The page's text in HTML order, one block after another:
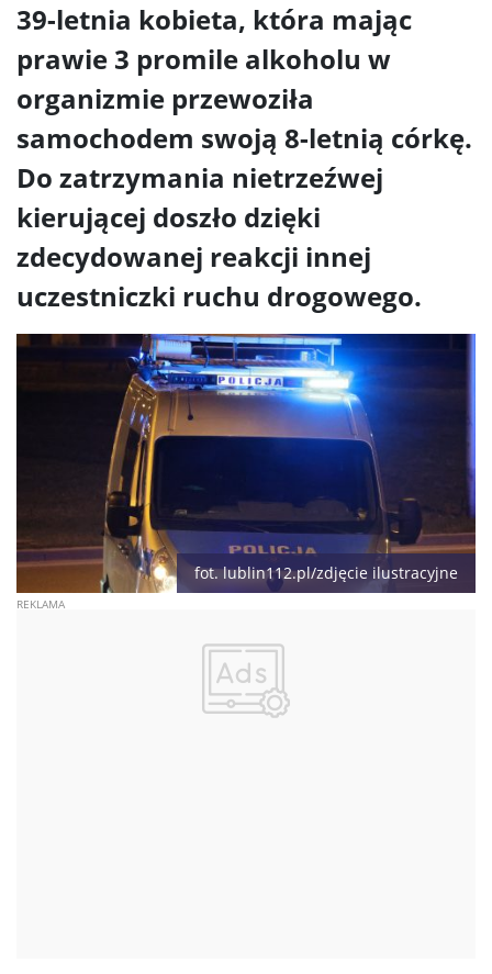
39-letnia kobieta, która mając
prawie 3 promile alkoholu w
organizmie przewoziła
samochodem swoją 8-letnią córkę.
Do zatrzymania nietrzeźwej
kierującej doszło dzięki
zdecydowanej reakcji innej
uczestniczki ruchu drogowego.
fot. lublin112.pl/zdjęcie ilustracyjne